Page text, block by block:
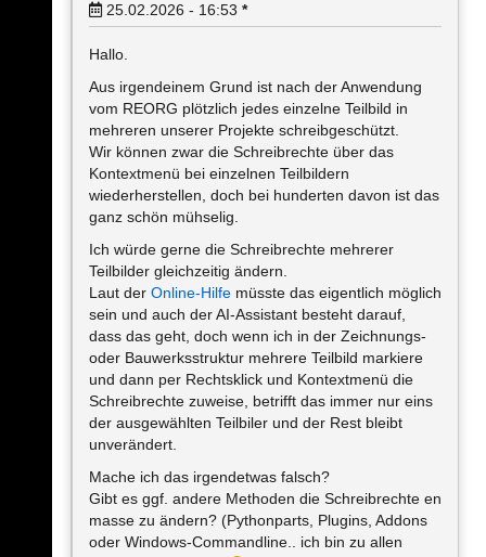
25.02.2026 - 16:53 *
Hallo.
Aus irgendeinem Grund ist nach der Anwendung
vom REORG plötzlich jedes einzelne Teilbild in
mehreren unserer Projekte schreibgeschützt.
Wir können zwar die Schreibrechte über das
Kontextmenü bei einzelnen Teilbildern
wiederherstellen, doch bei hunderten davon ist das
ganz schön mühselig.
Ich würde gerne die Schreibrechte mehrerer
Teilbilder gleichzeitig ändern.
Laut der Online-Hilfe müsste das eigentlich möglich
sein und auch der AI-Assistant besteht darauf,
dass das geht, doch wenn ich in der Zeichnungs-
oder Bauwerksstruktur mehrere Teilbild markiere
und dann per Rechtsklick und Kontextmenü die
Schreibrechte zuweise, betrifft das immer nur eins
der ausgewählten Teilbiler und der Rest bleibt
unverändert.
Mache ich das irgendetwas falsch?
Gibt es ggf. andere Methoden die Schreibrechte en
masse zu ändern? (Pythonparts, Plugins, Addons
oder Windows-Commandline.. ich bin zu allen